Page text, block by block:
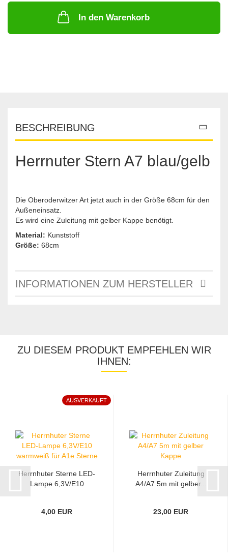
In den Warenkorb
BESCHREIBUNG
Herrnuter Stern A7 blau/gelb
Die Oberoderwitzer Art jetzt auch in der Größe 68cm für den
Außeneinsatz.
Es wird eine Zuleitung mit gelber Kappe benötigt.
Material: Kunststoff
Größe: 68cm
INFORMATIONEN ZUM HERSTELLER
ZU DIESEM PRODUKT EMPFEHLEN WIR
IHNEN:
AUSVERKAUFT
Herrnhuter Sterne LED-
Lampe 6,3V/E10
4,00 EUR
Herrnhuter Zuleitung
A4/A7 5m mit gelber...
23,00 EUR